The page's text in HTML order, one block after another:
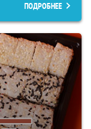
ПОДРОБНЕЕ